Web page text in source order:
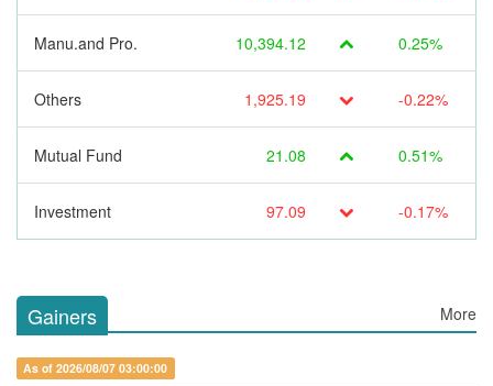
Manu.and Pro. 10,394.12 0.25%
Others 1,925.19 -0.22%
Mutual Fund 21.08 0.51%
Investment 97.09 -0.17%
Gainers More
As of 2026/08/07 03:00:00